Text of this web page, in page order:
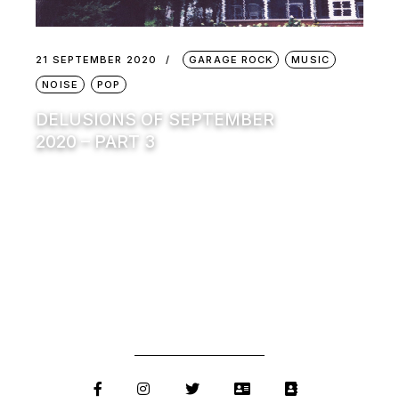
21 SEPTEMBER 2020 GARAGE ROCK
MUSIC
NOISE
POP
DELUSIONS OF SEPTEMBER
2020 – PART 3